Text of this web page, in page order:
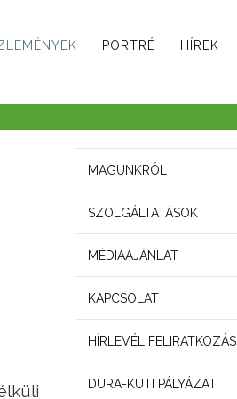
PORTRÉ HÍREK
MAGUNKRÓL
SZOLGÁLTATÁSOK
MÉDIAAJÁNLAT
KAPCSOLAT
HÍRLEVÉL FELIRATKOZÁS
DURA-KUTI PÁLYÁZAT